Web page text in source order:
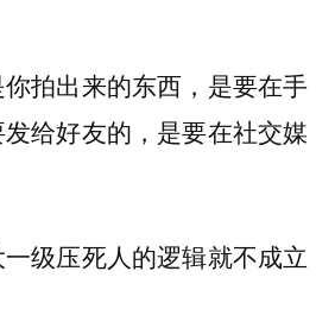
拍出来的东西，是要在手
给好友的，是要在社交媒
级压死人的逻辑就不成立